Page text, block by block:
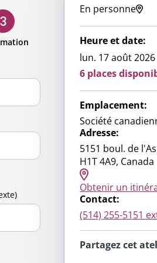
Gouvernance
Présence mondiale
Contactez-nous
3
En personne
Heure et date:
lun. 17 août
6 places
Emplacement:
Société
Adresse:
5151 boul. de
H1T 4A9, Canada
Obtenir un
Contact:
(514) 255-5151
Partagez cet